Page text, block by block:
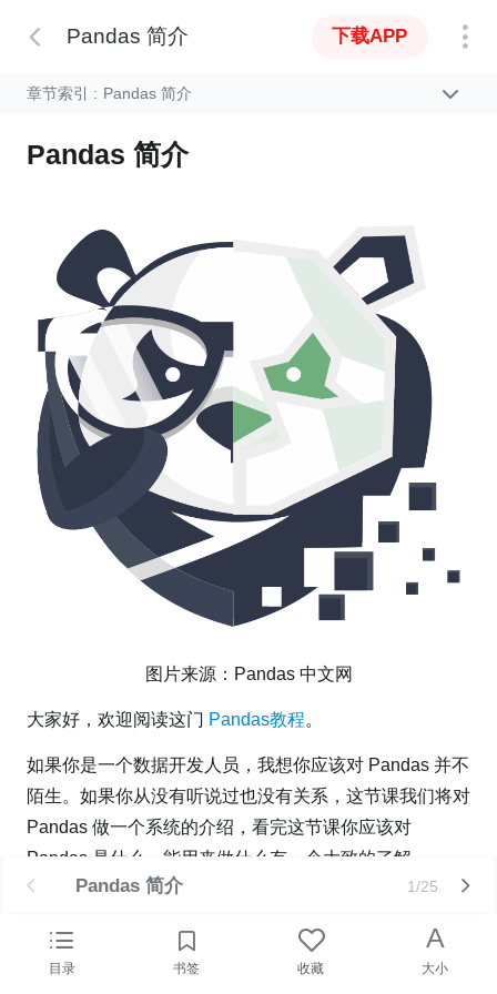
Pandas 简介 下载APP
章节索引 : Pandas 简介
Pandas 简介
图片来源：Pandas 中文网
大家好，欢迎阅读这门 Pandas教程。
如果你是一个数据开发人员，我想你应该对 Pandas 并不
陌生。如果你从没有听说过也没有关系，这节课我们将对
Pandas 做一个系统的介绍，看完这节课你应该对
Pandas 是什么，能用来做什么有一个大致的了解。
界。
Pandas 简介 1/25
目录 书签 收藏
A
大小